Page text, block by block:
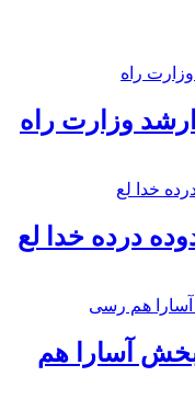
ارشد وزارت راه
درده خدا لع
بخش آسارا هم